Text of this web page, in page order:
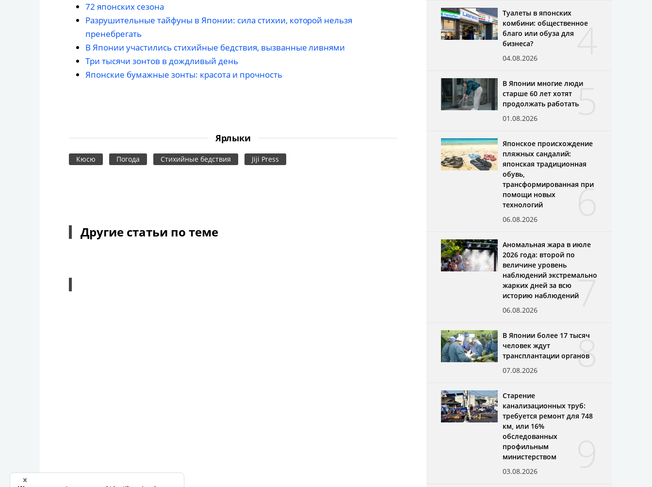
72 японских сезона
Разрушительные тайфуны в Японии: сила стихии, которой нельзя
пренебрегать
В Японии участились стихийные бедствия, вызванные ливнями
Три тысячи зонтов в дождливый день
Японские бумажные зонты: красота и прочность
Ярлыки
Кюсю Погода Стихийные бедствия Jiji Press
Другие статьи по теме
4
Туалеты в японских
комбини: общественное
благо или обуза для
бизнеса?
04.08.2026
5
В Японии многие люди
старше 60 лет хотят
продолжать работать
01.08.2026
6
Японское происхождение
пляжных сандалий:
японская традиционная
обувь,
трансформированная при
помощи новых
технологий
06.08.2026
7
Аномальная жара в июле
2026 года: второй по
величине уровень
наблюдений экстремально
жарких дней за всю
историю наблюдений
06.08.2026
8
В Японии более 17 тысяч
человек ждут
трансплантации органов
07.08.2026
Старение
канализационных труб:
требуется ремонт для 748
км, или 16%
обследованных
профильным
министерством
03.08.2026